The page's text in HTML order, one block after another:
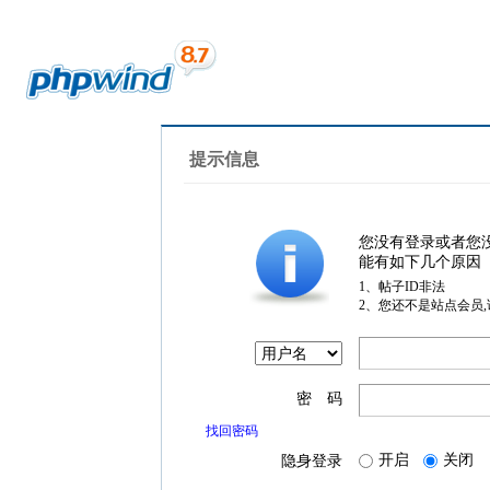
提示信息
您没有登录或者您
能有如下几个原因
1、帖子ID非法
2、您还不是站点会员
密 码
找回密码
隐身登录 开启 关闭